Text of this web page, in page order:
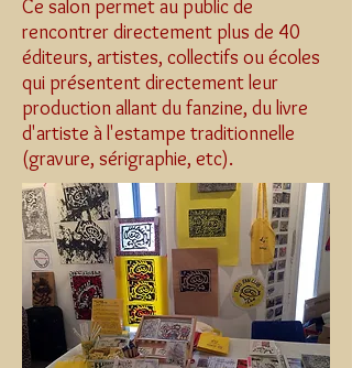
Ce salon permet au public de
rencontrer directement plus de 40
éditeurs, artistes, collectifs ou écoles
qui présentent directement leur
production allant du fanzine, du livre
d'artiste à l'estampe traditionnelle
(gravure, sérigraphie, etc).